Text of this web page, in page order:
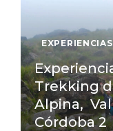
Trekking
Alpina,
Córdoba 2